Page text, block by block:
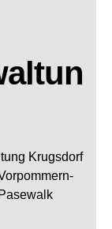
Krugsdorf
Pasewalk